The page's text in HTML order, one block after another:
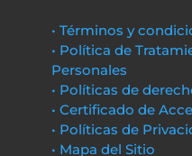
• Términos y
• Política de
Personales
• Políticas de
• Certificado de
• Políticas de
• Mapa del Sitio